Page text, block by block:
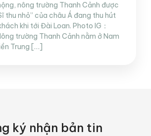
nông trường Thanh Cảnh được
thu nhỏ” của châu Á đang thu hút
khi tới Đài Loan. Photo IG：
trường Thanh Cảnh nằm ở Nam
Trung […]
ký nhận bản tin